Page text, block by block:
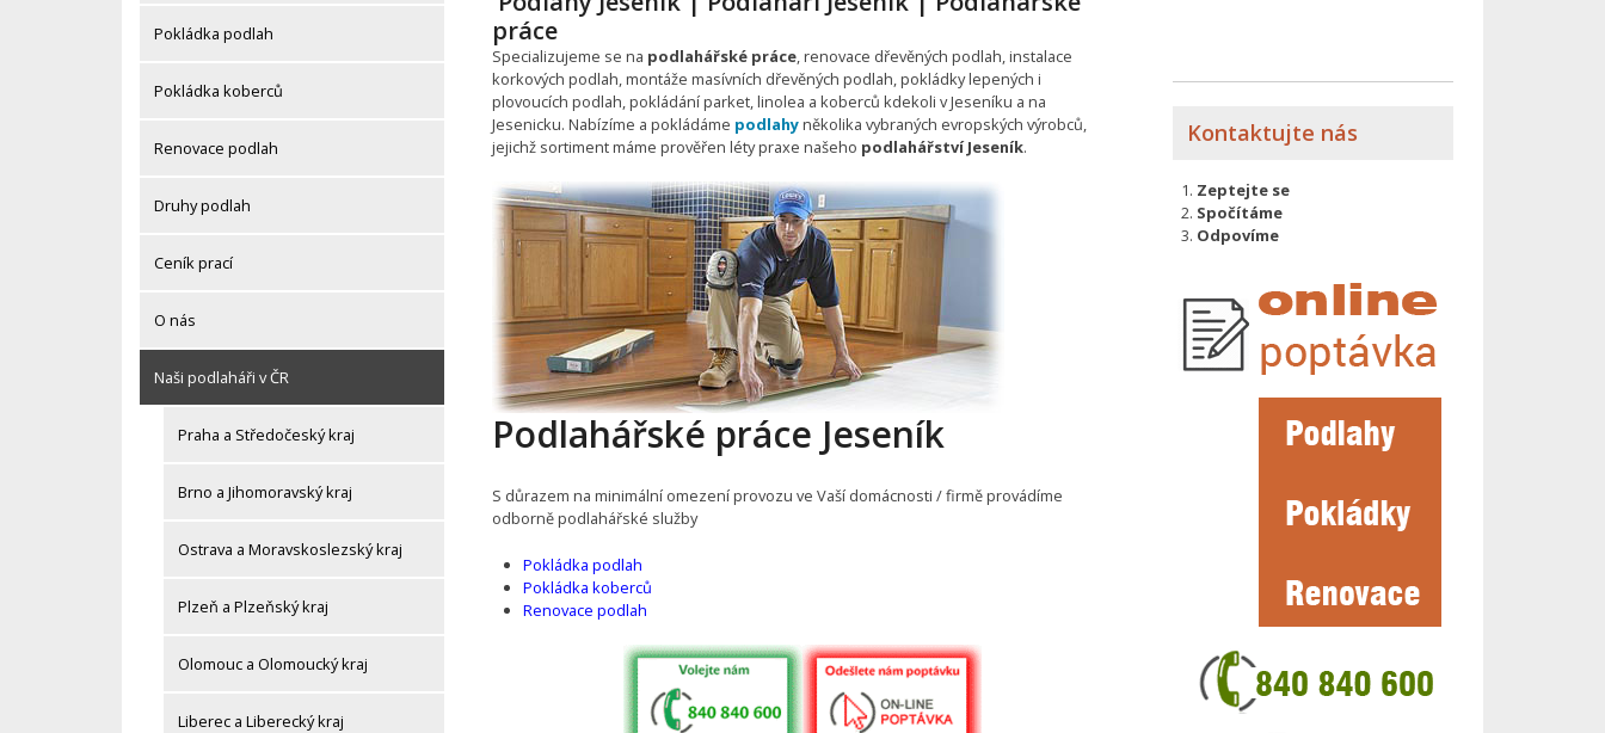
Pokládka podlah
Pokládka koberců
Renovace podlah
Druhy podlah
Ceník prací
O nás
Naši podlaháři v ČR
Praha a Středočeský kraj
Brno a Jihomoravský kraj
Ostrava a Moravskoslezský kraj
Plzeň a Plzeňský kraj
Olomouc a Olomoucký kraj
Liberec a Liberecký kraj
práce
Specializujeme se na podlahářské práce, renovace dřevěných podlah, instalace
korkových podlah, montáže masívních dřevěných podlah, pokládky lepených i
plovoucích podlah, pokládání parket, linolea a koberců kdekoli v Jeseníku a na
Jesenicku. Nabízíme a pokládáme podlahyněkolika vybraných evropských výrobců,
jejichž sortiment máme prověřen léty praxe našeho podlahářství Jeseník.
Podlahářské práce Jeseník
S důrazem na minimální omezení provozu ve Vaší domácnosti / firmě provádíme
odborně podlahářské služby
Pokládka podlah
Pokládka koberců
Renovace podlah
Kontaktujte nás
Zeptejte se
Spočítáme
Odpovíme